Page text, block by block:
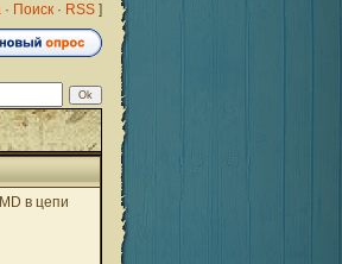
· Поиск · RSS ]
в цепи